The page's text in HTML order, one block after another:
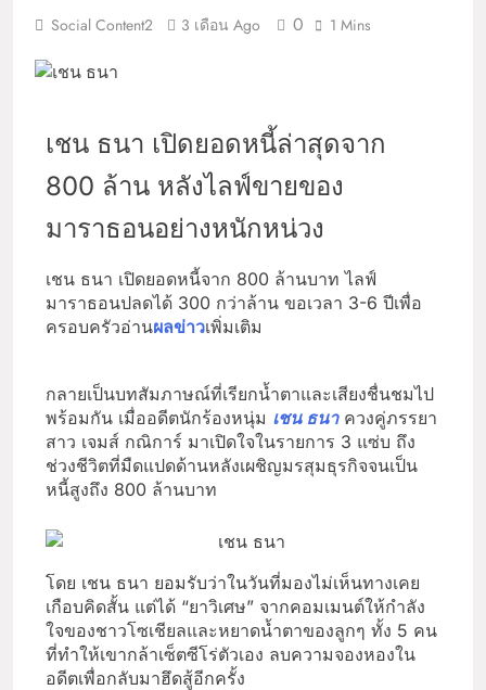
Social Content2 3 เดือน Ago 0 1 Mins
เชน ธนา เปิดยอดหนี้ล่าสุดจาก
800 ล้าน หลังไลฟ์ขายของ
มาราธอนอย่างหนักหน่วง
เชน ธนา เปิดยอดหนี้จาก 800 ล้านบาท ไลฟ์
มาราธอนปลดได้ 300 กว่าล้าน ขอเวลา 3-6 ปีเพื่อ
ครอบครัวอ่านผลข่าวเพิ่มเติม
กลายเป็นบทสัมภาษณ์ที่เรียกน้ำตาและเสียงชื่นชมไป
พร้อมกัน เมื่ออดีตนักร้องหนุ่ม เชน ธนาควงคู่ภรรยา
สาว เจมส์ กณิการ์ มาเปิดใจในรายการ 3 แซ่บ ถึง
ช่วงชีวิตที่มืดแปดด้านหลังเผชิญมรสุมธุรกิจจนเป็น
หนี้สูงถึง 800 ล้านบาท
โดย เชน ธนา ยอมรับว่าในวันที่มองไม่เห็นทางเคย
เกือบคิดสั้น แต่ได้ “ยาวิเศษ” จากคอมเมนต์ให้กำลัง
ใจของชาวโซเชียลและหยาดน้ำตาของลูกๆ ทั้ง 5 คน
ที่ทำให้เขากล้าเซ็ตซีโร่ตัวเอง ลบความจองหองใน
อดีตเพื่อกลับมาฮึดสู้อีกครั้ง